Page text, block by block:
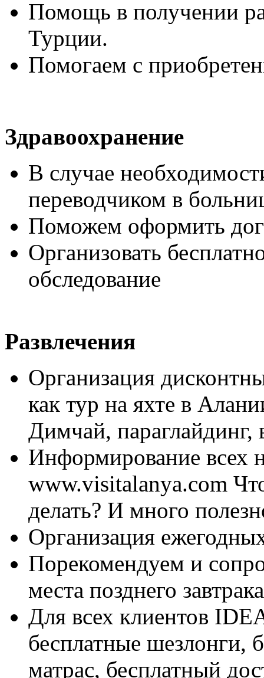
Помощь в получении
Турции.
Помогаем с
Здравоохранение
В случае
переводчиком в
Поможем оформить
Организовать
обследование
Развлечения
Организация
как тур на яхте в
Димчай, параглайдинг,
Информирование всех
www.visitalanya.com
делать? И много
Организация
Порекомендуем и
места позднего
Для всех клиентов
бесплатные шезлонги,
матрас, бесплатный